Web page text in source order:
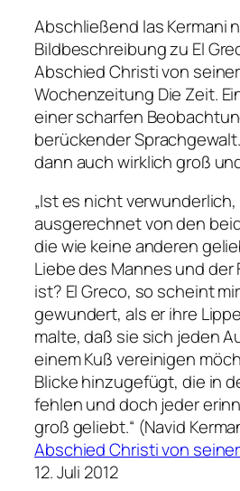
Abschließend las Kermani
Bildbeschreibung zu El
Abschied Christi von
Wochenzeitung Die Zeit.
einer scharfen
berückender
dann auch wirklich groß
„Ist es nicht
ausgerechnet von den
die wie keine anderen
Liebe des Mannes und der
ist? El Greco, so scheint
gewundert, als er ihre
malte, daß sie sich jeden
einem Kuß vereinigen
Blicke hinzugefügt, die in
fehlen und doch jeder
groß geliebt.“ (Navid
Abschied Christi von
12. Juli 2012